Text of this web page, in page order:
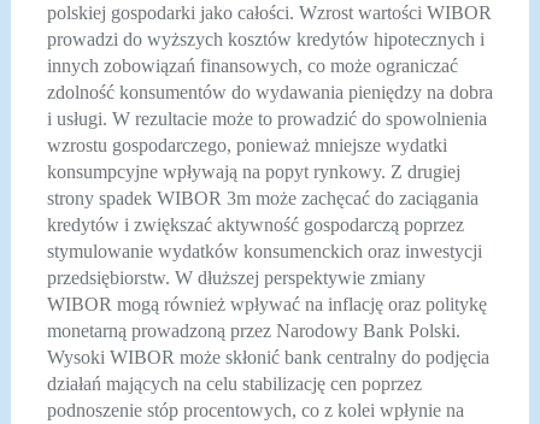
polskiej gospodarki jako całości. Wzrost wartości WIBOR
prowadzi do wyższych kosztów kredytów hipotecznych i
innych zobowiązań finansowych, co może ograniczać
zdolność konsumentów do wydawania pieniędzy na dobra
i usługi. W rezultacie może to prowadzić do spowolnienia
wzrostu gospodarczego, ponieważ mniejsze wydatki
konsumpcyjne wpływają na popyt rynkowy. Z drugiej
strony spadek WIBOR 3m może zachęcać do zaciągania
kredytów i zwiększać aktywność gospodarczą poprzez
stymulowanie wydatków konsumenckich oraz inwestycji
przedsiębiorstw. W dłuższej perspektywie zmiany
WIBOR mogą również wpływać na inflację oraz politykę
monetarną prowadzoną przez Narodowy Bank Polski.
Wysoki WIBOR może skłonić bank centralny do podjęcia
działań mających na celu stabilizację cen poprzez
podnoszenie stóp procentowych, co z kolei wpłynie na